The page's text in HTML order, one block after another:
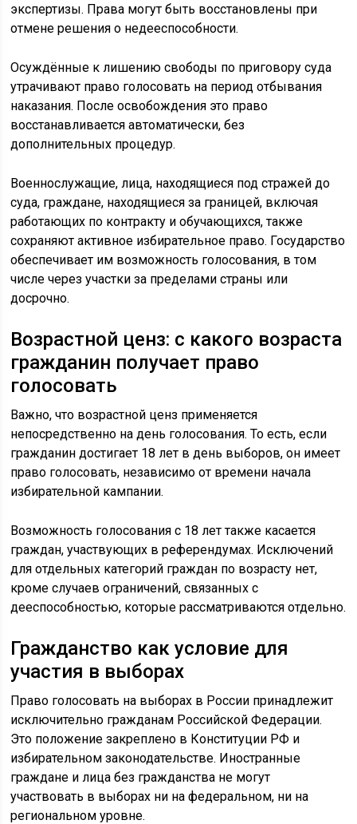
экспертизы. Права могут быть восстановлены при
отмене решения о недееспособности.
Осуждённые к лишению свободы по приговору суда
утрачивают право голосовать на период отбывания
наказания. После освобождения это право
восстанавливается автоматически, без
дополнительных процедур.
Военнослужащие, лица, находящиеся под стражей до
суда, граждане, находящиеся за границей, включая
работающих по контракту и обучающихся, также
сохраняют активное избирательное право. Государство
обеспечивает им возможность голосования, в том
числе через участки за пределами страны или
досрочно.
Возрастной ценз: с какого возраста
гражданин получает право
голосовать
Важно, что возрастной ценз применяется
непосредственно на день голосования. То есть, если
гражданин достигает 18 лет в день выборов, он имеет
право голосовать, независимо от времени начала
избирательной кампании.
Возможность голосования с 18 лет также касается
граждан, участвующих в референдумах. Исключений
для отдельных категорий граждан по возрасту нет,
кроме случаев ограничений, связанных с
дееспособностью, которые рассматриваются отдельно.
Гражданство как условие для
участия в выборах
Право голосовать на выборах в России принадлежит
исключительно гражданам Российской Федерации.
Это положение закреплено в Конституции РФ и
избирательном законодательстве. Иностранные
граждане и лица без гражданства не могут
участвовать в выборах ни на федеральном, ни на
региональном уровне.